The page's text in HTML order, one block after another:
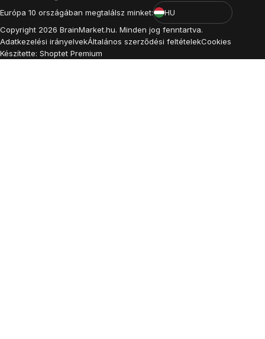
Európa 10 országában megtalálsz minket:
HU
Copyright 2026 BrainMarket.hu. Minden jog fenntartva.
Adatkezelési irányelvekÁltalános szerződési feltételekCookies
Készítette: Shoptet Premium